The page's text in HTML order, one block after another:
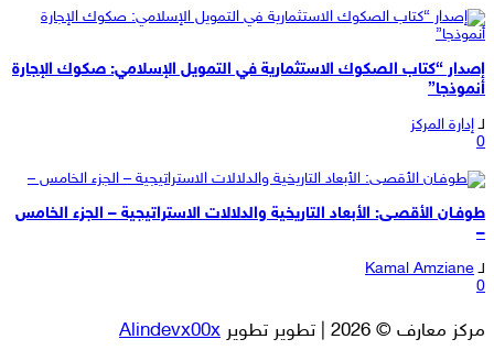
إصدار “كتاب الصكوك الاستثمارية في التمويل الإسلامي: صكوك الإجارة
أنموذجا”
لـ إدارة المركز
0
طوفـان الأقصـى: الأبعاد التاريخية والدلالات الاستراتيجية – الجزء الخامس
–
لـ Kamal Amziane
0
مركز معارف © 2026 | تطوير تطوير Alindevx00x